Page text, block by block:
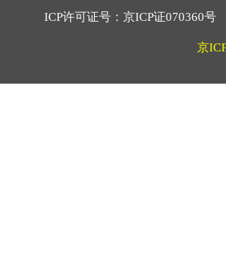
ICP许可证号：京ICP证070360
京